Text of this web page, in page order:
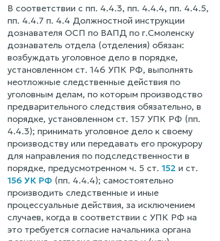
В соответствии с пп. 4.4.3, пп. 4.4.4, пп. 4.4.5,
пп. 4.4.7 п. 4.4 Должностной инструкции
дознавателя ОСП по ВАПД по г.Смоленску
дознаватель отдела (отделения) обязан:
возбуждать уголовное дело в порядке,
установленном ст. 146 УПК РФ, выполнять
неотложные следственные действия по
уголовным делам, по которым производство
предварительного следствия обязательно, в
порядке, установленном ст. 157 УПК РФ (пп.
4.4.3); принимать уголовное дело к своему
производству или передавать его прокурору
для направления по подследственности в
порядке, предусмотренном ч. 5 ст. 152 и ст.
156 УК РФ (пп. 4.4.4); самостоятельно
производить следственные и иные
процессуальные действия, за исключением
случаев, когда в соответствии с УПК РФ на
это требуется согласие начальника органа